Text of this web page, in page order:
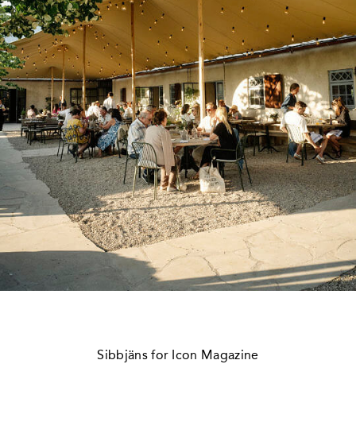
Sibbjäns for Icon Magazine